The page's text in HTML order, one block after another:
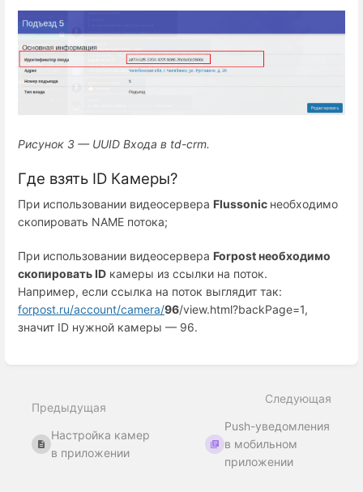
Рисунок 3 — UUID Входа в td-crm.
Где взять ID Камеры?
При использовании видеосервера Flussonic необходимо
скопировать NAME потока;
При использовании видеосервера Forpost необходимо
скопировать ID камеры из ссылки на поток.
Например, если ссылка на поток выглядит так:
forpost.ru/account/camera/96/view.html?backPage=1,
значит ID нужной камеры — 96.
mode
Предыдущая
Настройка камер
в приложении
Следующая
Push-уведомления
в мобильном
приложении